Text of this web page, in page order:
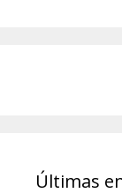
Últimas